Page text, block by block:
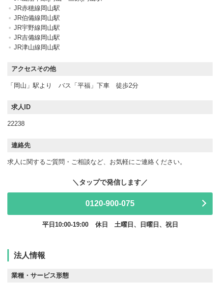
JR赤穂線岡山駅
JR伯備線岡山駅
JR宇野線岡山駅
JR吉備線岡山駅
JR津山線岡山駅
アクセスその他
「岡山」駅より バス「平福」下車 徒歩2分
求人ID
22238
連絡先
求人に関するご質問・ご相談など、お気軽にご連絡ください。
0120-900-075
平日10:00-19:00 休日 土曜日、日曜日、祝日
法人情報
業種・サービス形態